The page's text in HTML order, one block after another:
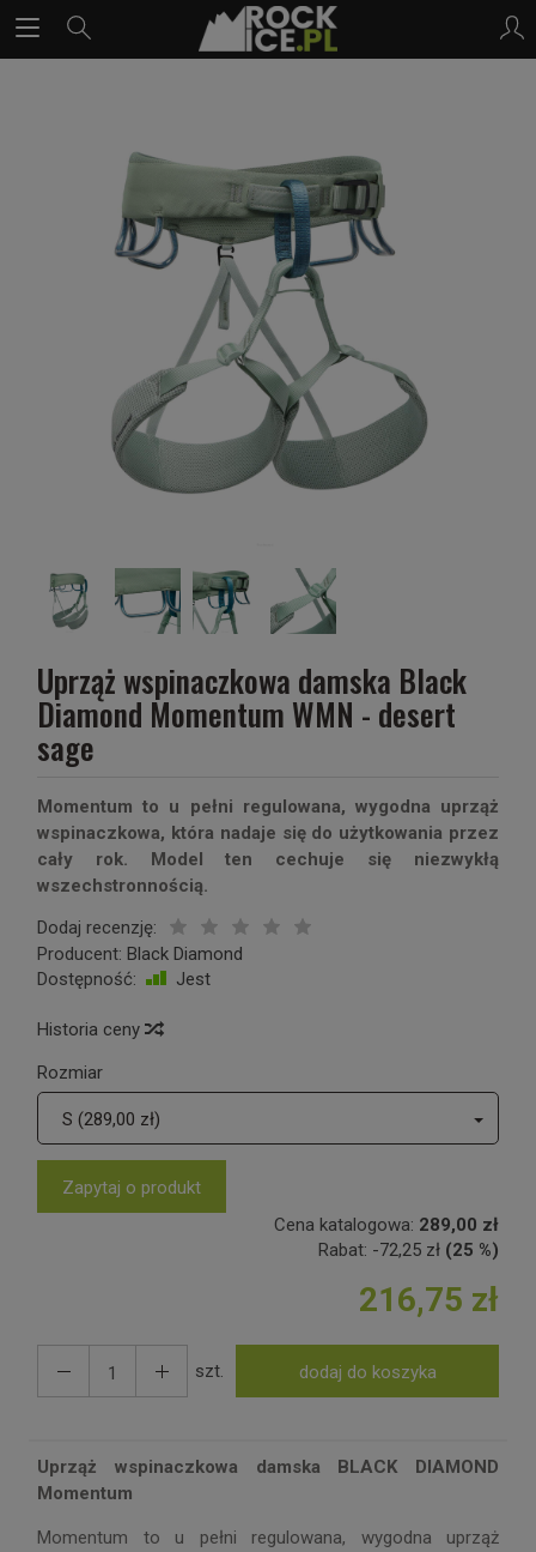
Uprząż wspinaczkowa damska Black
Diamond Momentum WMN - desert
sage
Momentum to u pełni regulowana, wygodna uprząż
wspinaczkowa, która nadaje się do użytkowania przez
cały rok. Model ten cechuje się niezwykłą
wszechstronnością.
Dodaj recenzję:
Producent: Black Diamond
Dostępność:
Jest
Historia ceny
Rozmiar
S (289,00 zł)
Zapytaj o produkt
Cena katalogowa: 289,00 zł
Rabat: -72,25 zł (25 %)
216,75 zł
szt. dodaj do koszyka
Uprząż wspinaczkowa damska BLACK DIAMOND
Momentum
Momentum to u pełni regulowana, wygodna uprząż